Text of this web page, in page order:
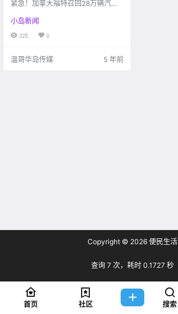
紧急！加拿大福特召回28万辆汽
小岛新闻
225 0
温哥华岛传媒 5 年前
Copyright © 2026 便民生活
查询 7 次，耗时 0.1727 秒
首页 社区 搜索